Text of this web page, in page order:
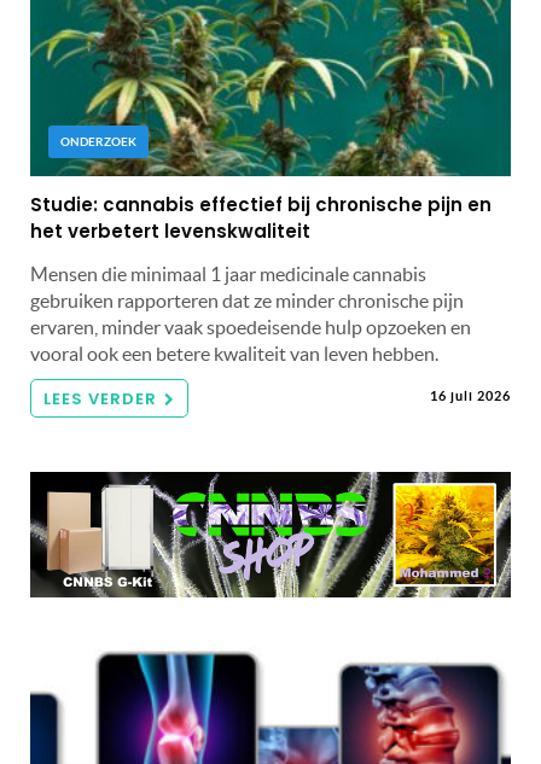
ONDERZOEK
Studie: cannabis effectief bij chronische pijn en
het verbetert levenskwaliteit
Mensen die minimaal 1 jaar medicinale cannabis
gebruiken rapporteren dat ze minder chronische pijn
ervaren, minder vaak spoedeisende hulp opzoeken en
vooral ook een betere kwaliteit van leven hebben.
LEES VERDER 16 juli 2026